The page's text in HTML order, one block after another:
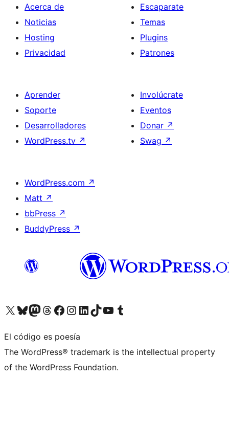
Acerca de
Noticias
Hosting
Privacidad
Escaparate
Temas
Plugins
Patrones
Aprender
Soporte
Desarrolladores
WordPress.tv ↗
Involúcrate
Eventos
Donar ↗
Swag ↗
WordPress.com ↗
Matt ↗
bbPress ↗
BuddyPress ↗
Visita nuestra cuenta de X (anteriormente Twitter)
Visita nuestra cuenta de Bluesky
Visita nuestra cuenta de Mastodon
Visita nuestra cuenta de Threads
Visita nuestra página de Facebook
Visita nuestra cuenta de Instagram
Visita nuestra cuenta de LinkedIn
Visita nuestra cuenta de TikTok
Visita nuestro canal de YouTube
Visita nuestra cuenta de Tumblr
El código es poesía
The WordPress® trademark is the intellectual property
of the WordPress Foundation.